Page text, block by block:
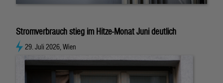
Stromverbrauch stieg im Hitze-Monat Juni deutlich
29. Juli 2026, Wien